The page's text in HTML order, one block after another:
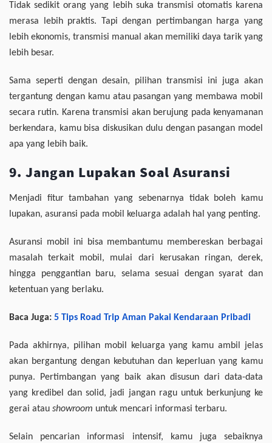
Tidak sedikit orang yang lebih suka transmisi otomatis karena
merasa lebih praktis. Tapi dengan pertimbangan harga yang
lebih ekonomis, transmisi manual akan memiliki daya tarik yang
lebih besar.
Sama seperti dengan desain, pilihan transmisi ini juga akan
tergantung dengan kamu atau pasangan yang membawa mobil
secara rutin. Karena transmisi akan berujung pada kenyamanan
berkendara, kamu bisa diskusikan dulu dengan pasangan model
apa yang lebih baik.
9. Jangan Lupakan Soal Asuransi
Menjadi fitur tambahan yang sebenarnya tidak boleh kamu
lupakan, asuransi pada mobil keluarga adalah hal yang penting.
Asuransi mobil ini bisa membantumu membereskan berbagai
masalah terkait mobil, mulai dari kerusakan ringan, derek,
hingga penggantian baru, selama sesuai dengan syarat dan
ketentuan yang berlaku.
Baca Juga: 5 Tips Road Trip Aman Pakai Kendaraan Pribadi
Pada akhirnya, pilihan mobil keluarga yang kamu ambil jelas
akan bergantung dengan kebutuhan dan keperluan yang kamu
punya. Pertimbangan yang baik akan disusun dari data-data
yang kredibel dan solid, jadi jangan ragu untuk berkunjung ke
gerai atau showroom untuk mencari informasi terbaru.
Selain pencarian informasi intensif, kamu juga sebaiknya